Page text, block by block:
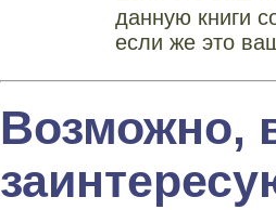
данную книги
если же это
Возможно,